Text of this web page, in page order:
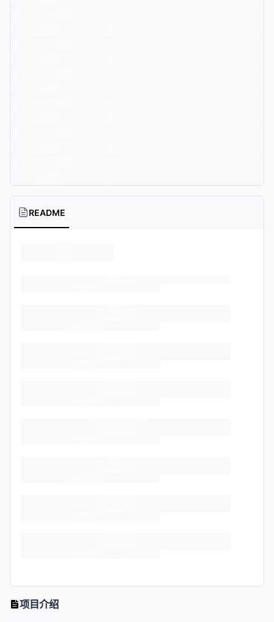
README
项目介绍